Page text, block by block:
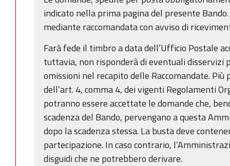
indicato nella prima pagina del presente
mediante raccomandata con avviso di
Farà fede il timbro a data dell’Ufficio Postale
tuttavia, non risponderà di eventuali disservizi
omissioni nel recapito delle Raccomandate.
dell’art. 4, comma 4, dei vigenti Regolamenti
potranno essere accettate le domande che,
scadenza del Bando, pervengano a questa
dopo la scadenza stessa. La busta deve
partecipazione. In caso contrario,
disguidi che ne potrebbero derivare.